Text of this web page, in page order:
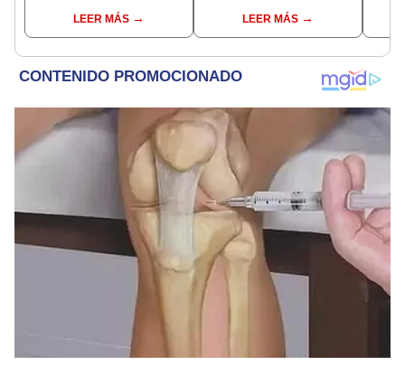
incompatible y falsedad
ideológica
LEER MÁS LEER MÁS